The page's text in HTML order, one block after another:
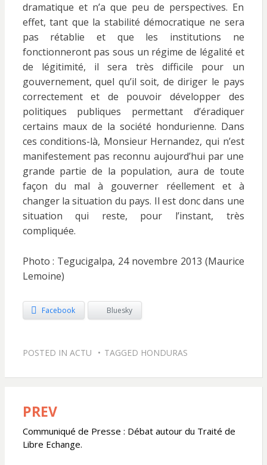
dramatique et n’a que peu de perspectives. En
effet, tant que la stabilité démocratique ne sera
pas rétablie et que les institutions ne
fonctionneront pas sous un régime de légalité et
de légitimité, il sera très difficile pour un
gouvernement, quel qu’il soit, de diriger le pays
correctement et de pouvoir développer des
politiques publiques permettant d’éradiquer
certains maux de la société hondurienne. Dans
ces conditions-là, Monsieur Hernandez, qui n’est
manifestement pas reconnu aujourd’hui par une
grande partie de la population, aura de toute
façon du mal à gouverner réellement et à
changer la situation du pays. Il est donc dans une
situation qui reste, pour l’instant, très
compliquée.
Photo : Tegucigalpa, 24 novembre 2013 (Maurice
Lemoine)
Facebook Bluesky
POSTED IN ACTU TAGGED HONDURAS
Navigation
de
l’article
PREV
Communiqué de Presse : Débat autour du Traité de
Libre Echange.